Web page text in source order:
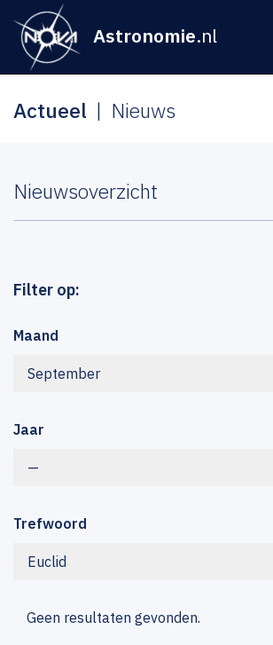
Astronomie.nl
Actueel Nieuws
Nieuwsoverzicht
Filter op:
Maand
September
Jaar
—
Trefwoord
Euclid
Geen resultaten gevonden.